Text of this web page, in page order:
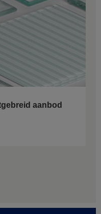
aanbod